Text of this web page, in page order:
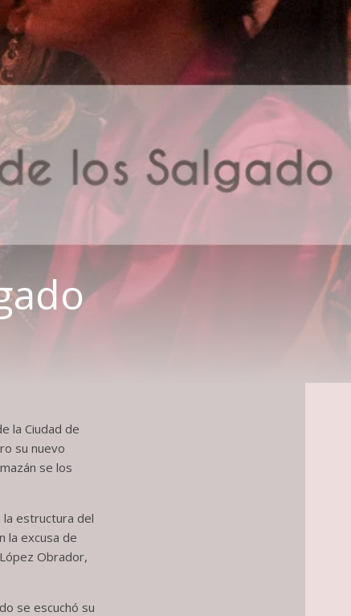
la Ciudad de
su nuevo
se los
la estructura del
la excusa de
Obrador,
se escuchó su